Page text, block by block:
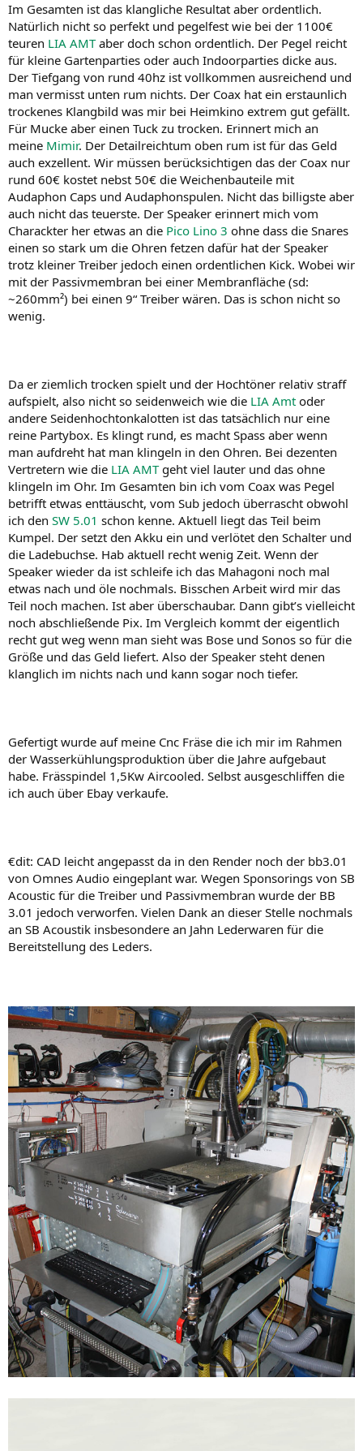
Im Gesamten ist das klangliche Resultat aber ordentlich.
Natürlich nicht so perfekt und pegelfest wie bei der 1100€
teuren LIA AMTaber doch schon ordentlich. Der Pegel reicht
für kleine Gartenparties oder auch Indoorparties dicke aus.
Der Tiefgang von rund 40hz ist vollkommen ausreichend und
man vermisst unten rum nichts. Der Coax hat ein erstaunlich
trockenes Klangbild was mir bei Heimkino extrem gut gefällt.
Für Mucke aber einen Tuck zu trocken. Erinnert mich an
meine Mimir. Der Detailreichtum oben rum ist für das Geld
auch exzellent. Wir müssen berücksichtigen das der Coax nur
rund 60€ kostet nebst 50€ die Weichenbauteile mit
Audaphon Caps und Audaphonspulen. Nicht das billigste aber
auch nicht das teuerste. Der Speaker erinnert mich vom
Charackter her etwas an die Pico Lino 3 ohne dass die Snares
einen so stark um die Ohren fetzen dafür hat der Speaker
trotz kleiner Treiber jedoch einen ordentlichen Kick. Wobei wir
mit der Passivmembran bei einer Membranfläche (sd:
~260mm²) bei einen 9“ Treiber wären. Das is schon nicht so
wenig.
Da er ziemlich trocken spielt und der Hochtöner relativ straff
aufspielt, also nicht so seidenweich wie die LIA Amt oder
andere Seidenhochtonkalotten ist das tatsächlich nur eine
reine Partybox. Es klingt rund, es macht Spass aber wenn
man aufdreht hat man klingeln in den Ohren. Bei dezenten
Vertretern wie die LIA AMTgeht viel lauter und das ohne
klingeln im Ohr. Im Gesamten bin ich vom Coax was Pegel
betrifft etwas enttäuscht, vom Sub jedoch überrascht obwohl
ich den SW 5.01 schon kenne. Aktuell liegt das Teil beim
Kumpel. Der setzt den Akku ein und verlötet den Schalter und
die Ladebuchse. Hab aktuell recht wenig Zeit. Wenn der
Speaker wieder da ist schleife ich das Mahagoni noch mal
etwas nach und öle nochmals. Bisschen Arbeit wird mir das
Teil noch machen. Ist aber überschaubar. Dann gibt’s vielleicht
noch abschließende Pix. Im Vergleich kommt der eigentlich
recht gut weg wenn man sieht was Bose und Sonos so für die
Größe und das Geld liefert. Also der Speaker steht denen
klanglich im nichts nach und kann sogar noch tiefer.
Gefertigt wurde auf meine Cnc Fräse die ich mir im Rahmen
der Wasserkühlungsproduktion über die Jahre aufgebaut
habe. Frässpindel 1,5Kw Aircooled. Selbst ausgeschliffen die
ich auch über Ebay verkaufe.
€dit: CAD leicht angepasst da in den Render noch der bb3.01
von Omnes Audio eingeplant war. Wegen Sponsorings von SB
Acoustic für die Treiber und Passivmembran wurde der BB
3.01 jedoch verworfen. Vielen Dank an dieser Stelle nochmals
an SB Acoustik insbesondere an Jahn Lederwaren für die
Bereitstellung des Leders.